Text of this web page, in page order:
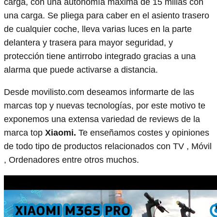
una carga. Se pliega para caber en el asiento trasero
de cualquier coche, lleva varias luces en la parte
delantera y trasera para mayor seguridad, y
protección tiene antirrobo integrado gracias a una
alarma que puede activarse a distancia.
Desde movilisto.com deseamos informarte de las
marcas top y nuevas tecnologías, por este motivo te
exponemos una extensa variedad de reviews de la
marca top Xiaomi. Te enseñamos costes y opiniones
de todo tipo de productos relacionados con TV , Móvil
, Ordenadores entre otros muchos.